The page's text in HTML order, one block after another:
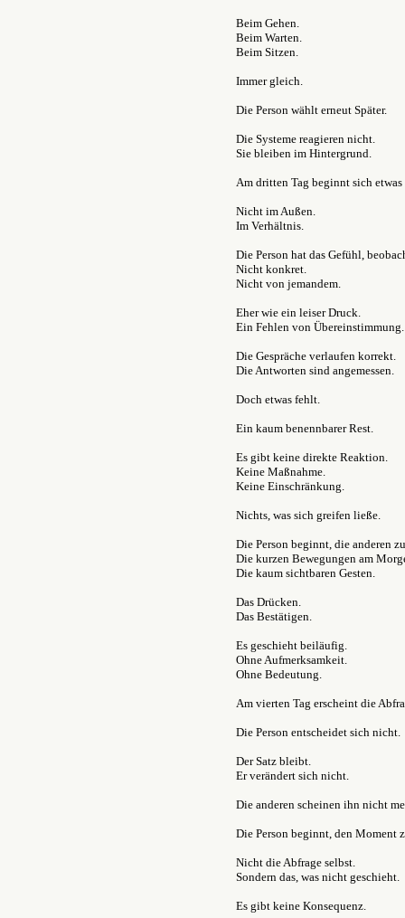
Beim Gehen.
Beim Warten.
Beim Sitzen.
Immer gleich.
Die Person wählt erneut Später.
Die Systeme reagieren nicht.
Sie bleiben im Hintergrund.
Am dritten Tag beginnt sich etwas
Nicht im Außen.
Im Verhältnis.
Die Person hat das Gefühl,
Nicht konkret.
Nicht von jemandem.
Eher wie ein leiser Druck.
Ein Fehlen von Übereinstimmung.
Die Gespräche verlaufen korrekt.
Die Antworten sind angemessen.
Doch etwas fehlt.
Ein kaum benennbarer Rest.
Es gibt keine direkte Reaktion.
Keine Maßnahme.
Keine Einschränkung.
Nichts, was sich greifen ließe.
Die Person beginnt, die anderen
Die kurzen Bewegungen am
Die kaum sichtbaren Gesten.
Das Drücken.
Das Bestätigen.
Es geschieht beiläufig.
Ohne Aufmerksamkeit.
Ohne Bedeutung.
Am vierten Tag erscheint die
Die Person entscheidet sich nicht.
Der Satz bleibt.
Er verändert sich nicht.
Die anderen scheinen ihn nicht
Die Person beginnt, den Moment
Nicht die Abfrage selbst.
Sondern das, was nicht geschieht.
Es gibt keine Konsequenz.